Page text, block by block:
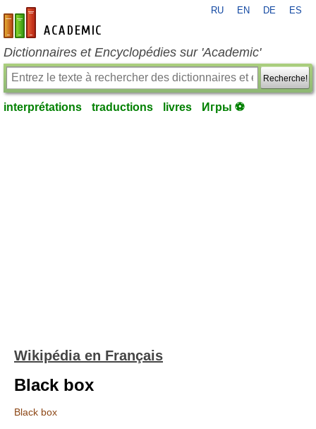
fr-academic.com
RU EN DE ES
Dictionnaires et Encyclopédies sur 'Academic'
Recherche!
interprétations traductions livres Игры ⚽
Wikipédia en Français
Black box
Black box